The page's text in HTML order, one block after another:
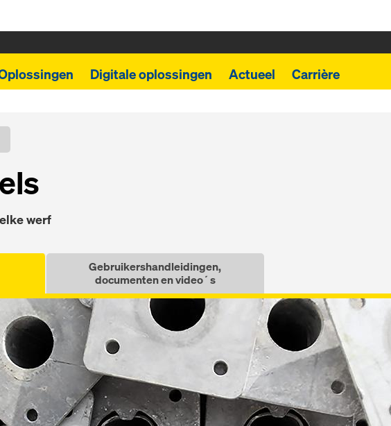
Digitale oplossingen Actueel Carrière
werf
Gebruikershandleidingen,
documenten en video´s